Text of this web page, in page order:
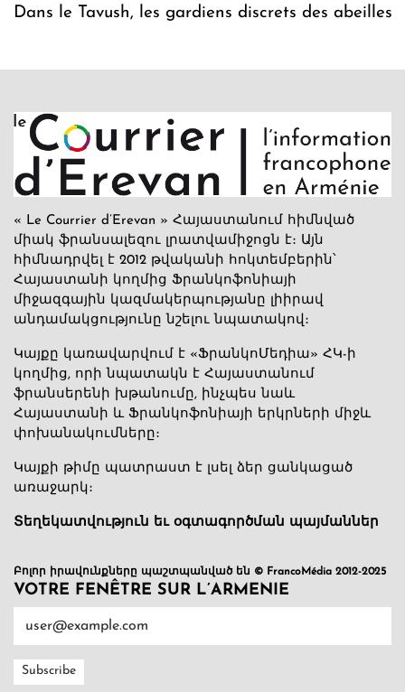
Dans le Tavush, les gardiens discrets des abeilles
« Le Courrier d’Erevan » Հայաստանում հիմնված
միակ ֆրանսալեզու լրատվամիջոցն է։ Այն
հիմնադրվել է 2012 թվականի հոկտեմբերին՝
Հայաստանի կողմից Ֆրանկոֆոնիայի
միջազգային կազմակերպությանը լիիրավ
անդամակցությունը նշելու նպատակով։
Կայքը կառավարվում է «ՖրանկոՄեդիա» ՀԿ-ի
կողմից, որի նպատակն է Հայաստանում
ֆրանսերենի խթանումը, ինչպես նաև
Հայաստանի և Ֆրանկոֆոնիայի երկրների միջև
փոխանակումները։
Կայքի թիմը պատրաստ է լսել ձեր ցանկացած
առաջարկ։
Տեղեկատվություն եւ օգտագործման պայմաններ
Բոլոր իրավունքները պաշտպանված են © FrancoMédia 2012-2025
VOTRE FENÊTRE SUR L’ARMENIE